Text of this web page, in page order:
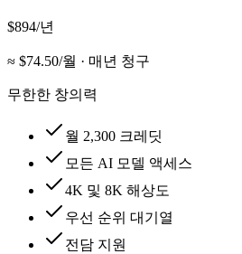
$894/년
≈ $74.50/월 · 매년 청구
무한한 창의력
월 2,300 크레딧
모든 AI 모델 액세스
4K 및 8K 해상도
우선 순위 대기열
전담 지원